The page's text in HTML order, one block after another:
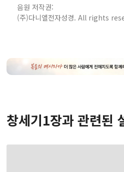
음원 저작권:
(주)다니엘전자성경. All rights
창세기1장과 관련된